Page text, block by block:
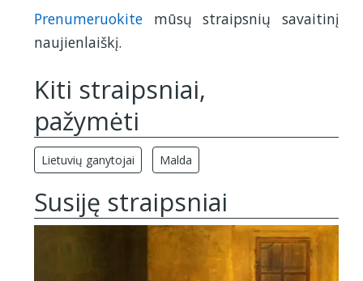
2
Prenumeruokite mūsų straipsnių savaitinį
naujienlaiškį.
Kiti straipsniai,
pažymėti
Lietuvių ganytojai Malda
Susiję straipsniai